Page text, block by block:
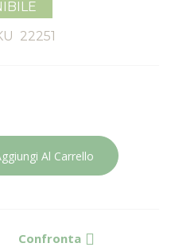
22251
Al Carrello
Confronta